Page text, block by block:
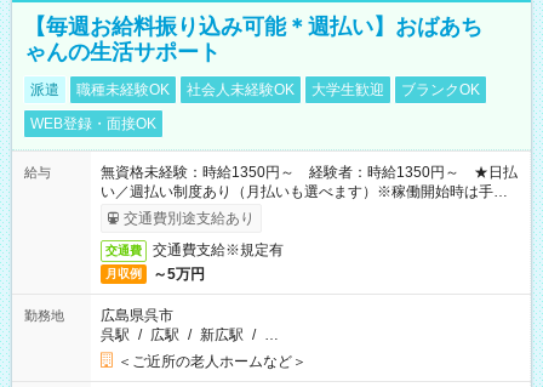
【毎週お給料振り込み可能＊週払い】おばあち
ゃんの生活サポート
派遣 職種未経験OK 社会人未経験OK 大学生歓迎
ブランクOK
WEB登録・面接OK
給与
無資格未経験：時給1350円～ 経験者：時給1350円～ ★日払
い／週払い制度あり（月払いも選べます）※稼働開始時は手続き
完了次第のお支払いとなります。
交通費別途支給あり
交通費 交通費支給※規定有
月収例 ～5万円
勤務地
広島県呉市
呉駅 / 広駅 / 新広駅 / …
＜ご近所の老人ホームなど＞